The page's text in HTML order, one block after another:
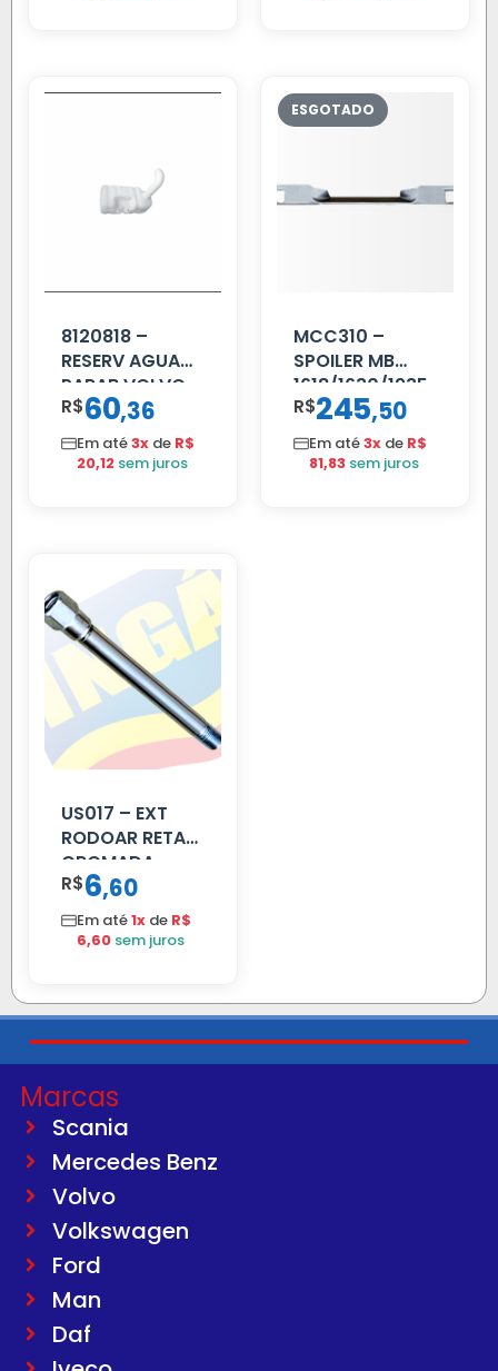
8120818 –
RESERV AGUA
PARAB VOLVO
EDC
R$60,36
Em até3x de R$
20,12 sem juros
MCC310 –
SPOILER MB
1618/1630/1935
02 FAR
R$245,50
Em até3x de R$
81,83 sem juros
US017 – EXT
RODOAR RETA
CROMADA
R$6,60
Em até1x de R$
6,60 sem juros
Marcas
Scania
Mercedes Benz
Volvo
Volkswagen
Ford
Man
Daf